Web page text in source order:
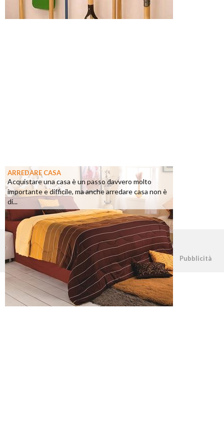
ARREDARE CASA
Acquistare una casa è un passo davvero molto
importante e difficile, ma anche arredare casa non è
di...
©2026 - casapratica.net - p.iva 03338800984 Pubblicità